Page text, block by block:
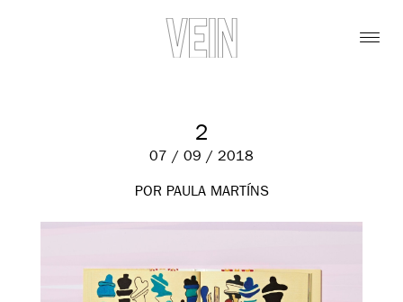
2
07 / 09 / 2018
POR PAULA MARTÍNS